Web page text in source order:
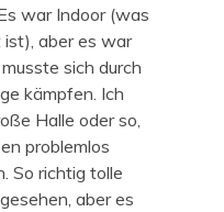
war Indoor (was
aber es war
sich durch
kämpfen. Ich
Halle oder so,
problemlos
So richtig tolle
aber es